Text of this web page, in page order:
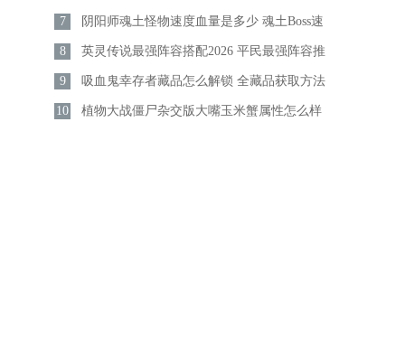
队搭配攻略
7 阴阳师魂土怪物速度血量是多少 魂土Boss速
度血量介绍
8 英灵传说最强阵容搭配2026 平民最强阵容推
荐
9 吸血鬼幸存者藏品怎么解锁 全藏品获取方法
汇总
10 植物大战僵尸杂交版大嘴玉米蟹属性怎么样